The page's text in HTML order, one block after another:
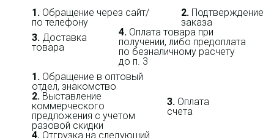
1. Обращение через сайт/
по телефону
2. Подтверждение
заказа
3. Доставка
товара
4. Оплата товара при
получении, либо предоплата
по безналичному расчету
до п. 3
1. Обращение в оптовый
отдел, знакомство
2. Выставление
коммерческого
предложения с учетом
разовой скидки
3. Оплата
счета
4. Отгрузка на следующий